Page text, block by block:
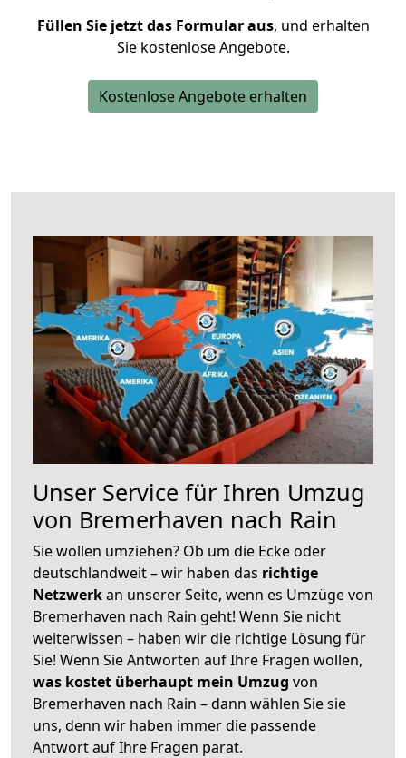
Füllen Sie jetzt das Formular aus, und erhalten
Sie kostenlose Angebote.
Kostenlose Angebote erhalten
Unser Service für Ihren Umzug
von Bremerhaven nach Rain
Sie wollen umziehen? Ob um die Ecke oder
deutschlandweit – wir haben das richtige
Netzwerkan unserer Seite, wenn es Umzüge von
Bremerhaven nach Rain geht! Wenn Sie nicht
weiterwissen – haben wir die richtige Lösung für
Sie! Wenn Sie Antworten auf Ihre Fragen wollen,
was kostet überhaupt mein Umzug von
Bremerhaven nach Rain – dann wählen Sie sie
uns, denn wir haben immer die passende
Antwort auf Ihre Fragen parat.